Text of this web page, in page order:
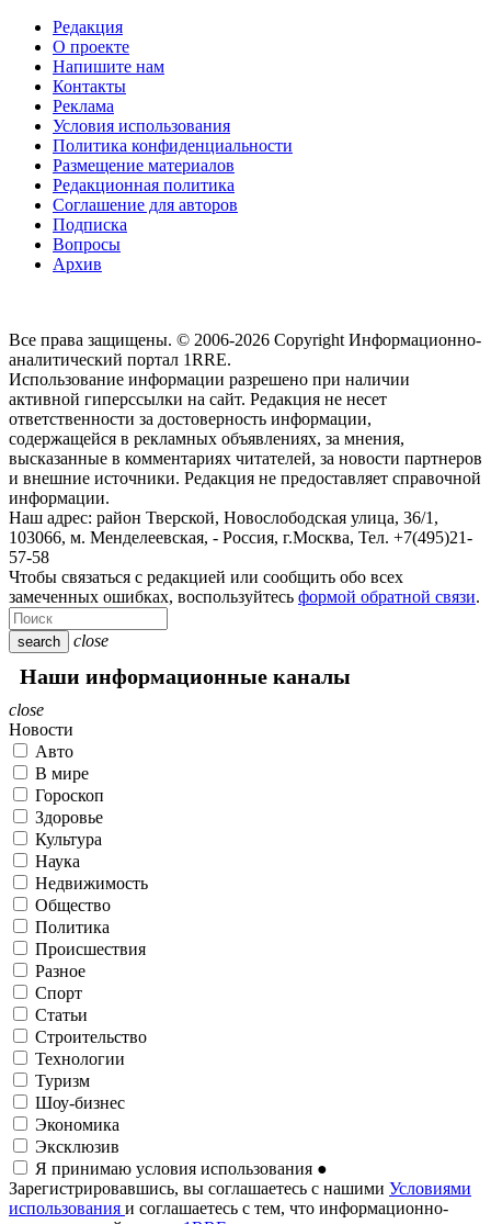
Редакция
О проекте
Напишите нам
Контакты
Реклама
Условия использования
Политика конфиденциальности
Размещение материалов
Редакционная политика
Соглашение для авторов
Подписка
Вопросы
Архив
Все права защищены. © 2006-2026 Copyright Информационно-
аналитический портал 1RRE.
Использование информации разрешено при наличии
активной гиперссылки на сайт. Редакция не несет
ответственности за достоверность информации,
содержащейся в рекламных объявлениях, за мнения,
высказанные в комментариях читателей, за новости партнеров
и внешние источники. Редакция не предоставляет справочной
информации.
Наш адрес: район Тверской, Новослободская улица, 36/1 ,
103066, м. Менделеевская, - Россия, г.Москва, Тел. +7(495)21-
57-58
Чтобы связаться с редакцией или сообщить обо всех
замеченных ошибках, воспользуйтесь формой обратной связи.
search close
Наши информационные каналы
close
Новости
Авто
В мире
Гороскоп
Здоровье
Культура
Наука
Недвижимость
Общество
Политика
Происшествия
Разное
Спорт
Статьи
Строительство
Технологии
Туризм
Шоу-бизнес
Экономика
Эксклюзив
Я принимаю условия использования ●
Зарегистрировавшись, вы соглашаетесь с нашими Условиями
использования и соглашаетесь с тем, что информационно-